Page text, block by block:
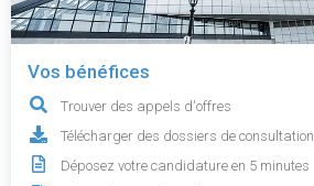
Vos bénéfices
Trouver des appels d'offres
Télécharger des dossiers de consultation
Déposez votre candidature en 5 minutes